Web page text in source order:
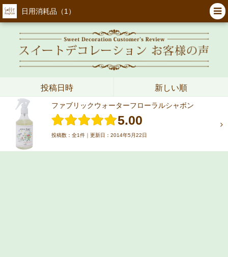
日用消耗品（1）
投稿日時 新しい順
ファブリックウォーターフローラルシャボン
5.00
投稿数：全1件｜更新日：2014年5月22日